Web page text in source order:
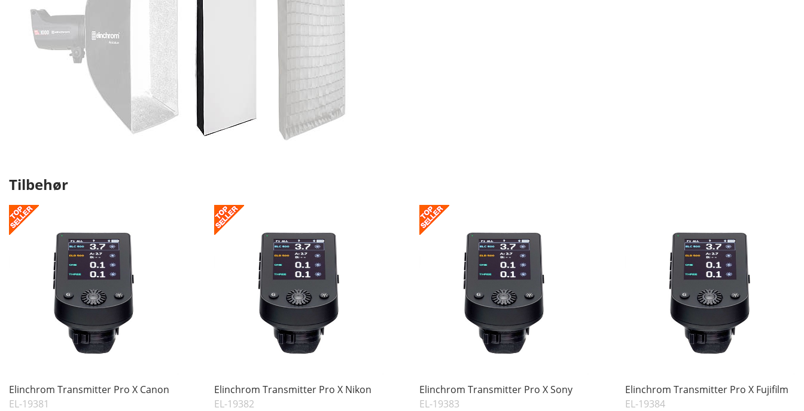
Tilbehør
Elinchrom Transmitter Pro X Canon
EL-19381
Elinchrom Transmitter Pro X Nikon
EL-19382
Elinchrom Transmitter Pro X Sony
EL-19383
Elinchrom Transmitter Pro X Fujifilm
EL-19384